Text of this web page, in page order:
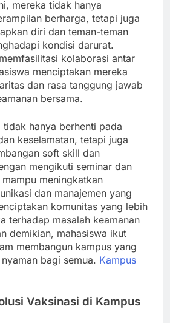
mereka tidak hanya
berharga, tetapi juga
diri dan teman-teman
kondisi darurat.
kolaborasi antar
menciptakan mereka
dan rasa tanggung jawab
bersama.
tidak hanya berhenti pada
keselamatan, tetapi juga
soft skill dan
mengikuti seminar dan
meningkatkan
dan manajemen yang
komunitas yang lebih
terhadap masalah keamanan
demikian, mahasiswa ikut
membangun kampus yang
bagi semua. Kampus
Vaksinasi di Kampus